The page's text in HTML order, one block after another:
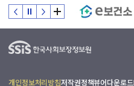
개인정보처리방침저작권정책뷰어다운로드